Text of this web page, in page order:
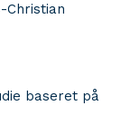
Christian
baseret på